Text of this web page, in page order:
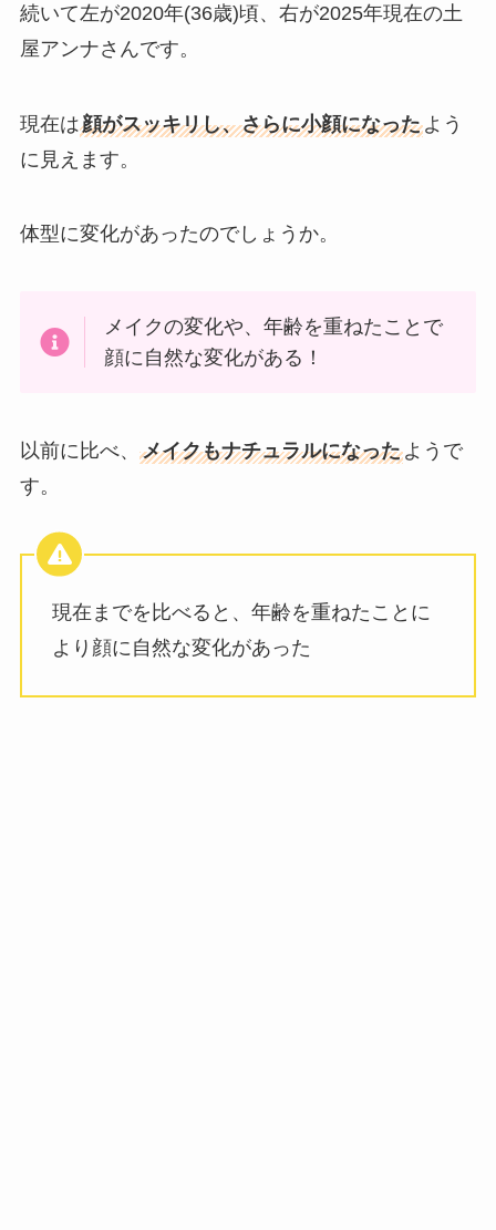
続いて左が2020年(36歳)頃、右が2025年現在の土
屋アンナさんです。
現在は顔がスッキリし、さらに小顔になったよう
に見えます。
体型に変化があったのでしょうか。
メイクの変化や、年齢を重ねたことで
顔に自然な変化がある！
以前に比べ、 メイクもナチュラルになったようで
す。
現在までを比べると、年齢を重ねたことに
より顔に自然な変化があった